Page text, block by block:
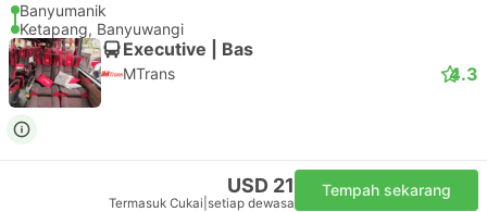
Banyumanik
Ketapang, Banyuwangi
Executive | Bas
MTrans 4.3
USD 21
Termasuk Cukai setiap dewasa
Tempah sekarang